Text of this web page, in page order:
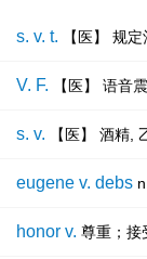
s. v. t. 【医】 规
V. F. 【医】 语音
s. v. 【医】 酒精,
eugene v. debs
honor v. 尊重；接